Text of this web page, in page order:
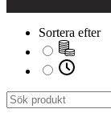
Sortera efter